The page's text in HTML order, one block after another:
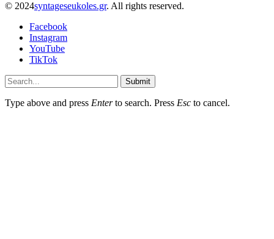
© 2024syntageseukoles.gr. All rights reserved.
Facebook
Instagram
YouTube
TikTok
Submit
Type above and press Enterto search. Press Esc to cancel.